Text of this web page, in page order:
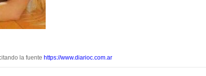
la fuente https://www.diarioc.com.ar